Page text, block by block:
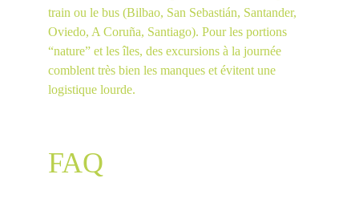
train ou le bus (Bilbao, San Sebastián, Santander,
Oviedo, A Coruña, Santiago). Pour les portions
“nature” et les îles, des excursions à la journée
comblent très bien les manques et évitent une
logistique lourde.
FAQ